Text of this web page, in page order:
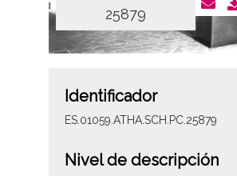
25879
Identificador
ES.01059.ATHA.SCH.PC.25879
Nivel de descripción